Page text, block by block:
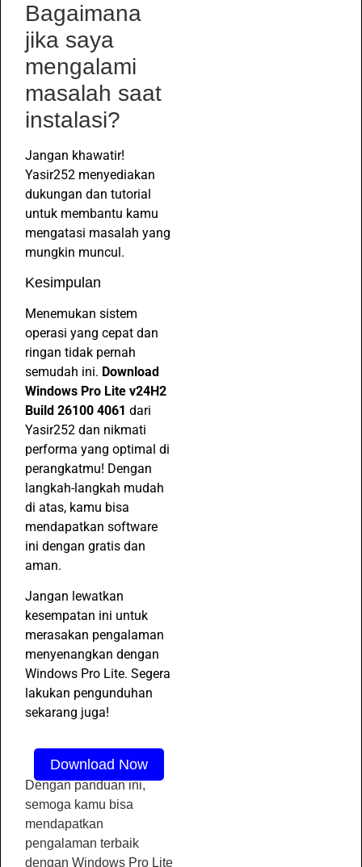
Bagaimana
jika saya
mengalami
masalah saat
instalasi?
Jangan khawatir!
Yasir252 menyediakan
dukungan dan tutorial
untuk membantu kamu
mengatasi masalah yang
mungkin muncul.
Kesimpulan
Menemukan sistem
operasi yang cepat dan
ringan tidak pernah
semudah ini. Download
Windows Pro Lite v24H2
Build 26100 4061 dari
Yasir252 dan nikmati
performa yang optimal di
perangkatmu! Dengan
langkah-langkah mudah
di atas, kamu bisa
mendapatkan software
ini dengan gratis dan
aman.
Jangan lewatkan
kesempatan ini untuk
merasakan pengalaman
menyenangkan dengan
Windows Pro Lite. Segera
lakukan pengunduhan
sekarang juga!
Download Now
Dengan panduan ini,
semoga kamu bisa
mendapatkan
pengalaman terbaik
dengan Windows Pro Lite